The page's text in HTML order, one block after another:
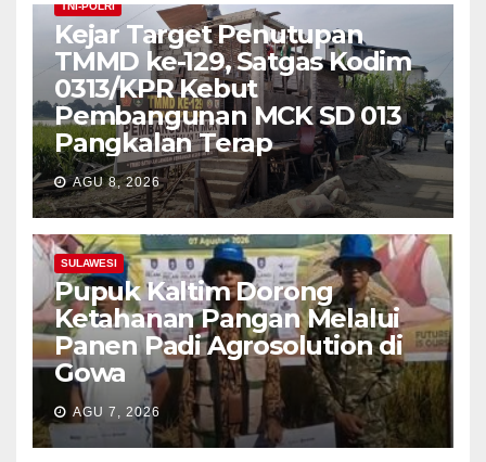
TNI-POLRI
Kejar Target Penutupan
TMMD ke-129, Satgas Kodim
0313/KPR Kebut
Pembangunan MCK SD 013
Pangkalan Terap
AGU 8, 2026
SULAWESI
Pupuk Kaltim Dorong
Ketahanan Pangan Melalui
Panen Padi Agrosolution di
Gowa
AGU 7, 2026